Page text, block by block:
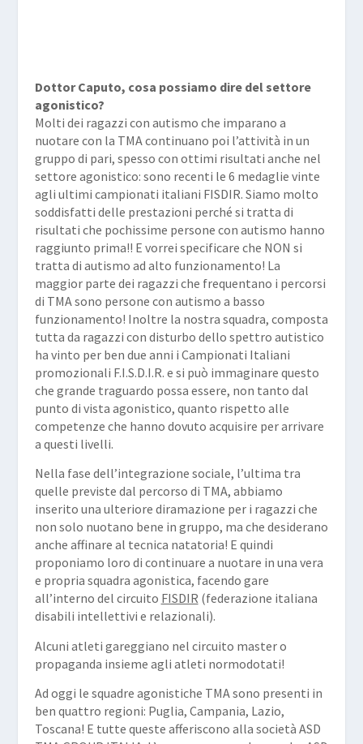
Dottor Caputo, cosa possiamo dire del settore
agonistico?
Molti dei ragazzi con autismo che imparano a
nuotare con la TMA continuano poi l’attività in un
gruppo di pari, spesso con ottimi risultati anche nel
settore agonistico: sono recenti le 6 medaglie vinte
agli ultimi campionati italiani FISDIR. Siamo molto
soddisfatti delle prestazioni perché si tratta di
risultati che pochissime persone con autismo hanno
raggiunto prima!! E vorrei specificare che NON si
tratta di autismo ad alto funzionamento! La
maggior parte dei ragazzi che frequentano i percorsi
di TMA sono persone con autismo a basso
funzionamento! Inoltre la nostra squadra, composta
tutta da ragazzi con disturbo dello spettro autistico
ha vinto per ben due anni i Campionati Italiani
promozionali F.I.S.D.I.R. e si può immaginare questo
che grande traguardo possa essere, non tanto dal
punto di vista agonistico, quanto rispetto alle
competenze che hanno dovuto acquisire per arrivare
a questi livelli.
Nella fase dell’integrazione sociale, l’ultima tra
quelle previste dal percorso di TMA, abbiamo
inserito una ulteriore diramazione per i ragazzi che
non solo nuotano bene in gruppo, ma che desiderano
anche affinare al tecnica natatoria! E quindi
proponiamo loro di continuare a nuotare in una vera
e propria squadra agonistica, facendo gare
all’interno del circuito FISDIR (federazione italiana
disabili intellettivi e relazionali).
Alcuni atleti gareggiano nel circuito master o
propaganda insieme agli atleti normodotati!
Ad oggi le squadre agonistiche TMA sono presenti in
ben quattro regioni: Puglia, Campania, Lazio,
Toscana! E tutte queste afferiscono alla società ASD